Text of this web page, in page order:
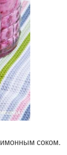
соком.